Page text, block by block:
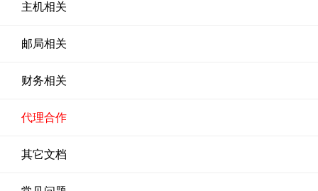
主机相关
邮局相关
财务相关
代理合作
其它文档